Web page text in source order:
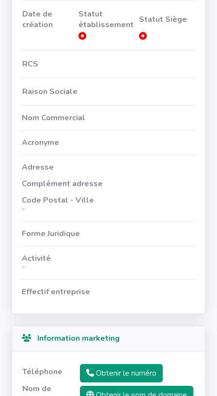
Date de
création
Statut
établissement Statut Siège
RCS
Raison Sociale
Nom Commercial
Acronyme
Adresse
Complément adresse
Code Postal - Ville
-
Forme Juridique
Activité
-
Effectif entreprise
Information marketing
Téléphone
Obtenir le numéro
Nom de